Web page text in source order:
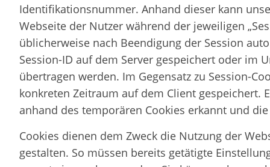
Identifikationsnummer. Anhand dieser kann
Webseite der Nutzer während der jeweiligen
üblicherweise nach Beendigung der Session
Session-ID auf dem Server gespeichert oder im
übertragen werden. Im Gegensatz zu Session-
konkreten Zeitraum auf dem Client gespeichert.
anhand des temporären Cookies erkannt und
Cookies dienen dem Zweck die Nutzung der
gestalten. So müssen bereits getätigte